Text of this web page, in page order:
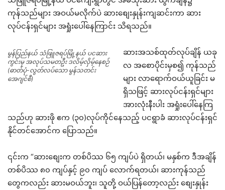
ကုန်သည်များ အဝယ်မလိုက်ပဲ ဆားစျေးနှုန်းကျဆင်းကာ ဆား
လုပ်ငန်းရှင်များ အရှုံးပေါ်နေကြာင်း သိရသည်။
မွန်ပြည်နယ် သံဖြူဇရပ်မြို့နယ် ပငဆား
ကွင်းမှ အလုပ်သမတဦး ဒလိမ့်လှိမ့်နေစဉ်
(ဓာတ်ပုံ-လွတ်လပ်သော မွန်သတင်း
အေဂျင်စီ)
ဆားအသစ်ထုတ်လုပ်ချိန် ယခု
လ အစောပိုင်းမှစ၍ ကုန်သည်
များ လာရောက်ဝယ်ယူခြင်း မ
ရှိသဖြင့် ဆားလုပ်ငန်းရှင်များ
အားလုံးနီးပါး အရှုံးပေါ်နေကြ
သည်ဟု ဆားဖို ဧက (၃၀)လုပ်ကိုင်နေသည့် ပငရွာခံ ဆားလုပ်ငန်းရှင်
နိုင်တင်အောင်က ပြောသည်။
၎င်းက “ဆားစျေးက တစ်ပိဿ ၆၅ ကျပ်ပဲ ရှိတယ်၊ မနှစ်က ဒီအချိန်
တစ်ပိဿ ၈၀ ကျပ်နှင့် ၉၀ ကျပ် လောက်ရတယ်၊ ဆားကုန်သည်
တွေကလည်း ဆားမဝယ်ဘူး၊ သူတို့ ဝယ်ပြန်တော့လည်း စျေးနှုန်း